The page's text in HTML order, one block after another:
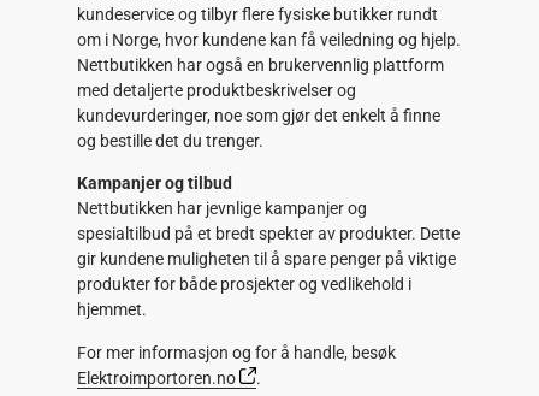
kundeservice og tilbyr flere fysiske butikker rundt
om i Norge, hvor kundene kan få veiledning og hjelp.
Nettbutikken har også en brukervennlig plattform
med detaljerte produktbeskrivelser og
kundevurderinger, noe som gjør det enkelt å finne
og bestille det du trenger.
Kampanjer og tilbud
Nettbutikken har jevnlige kampanjer og
spesialtilbud på et bredt spekter av produkter. Dette
gir kundene muligheten til å spare penger på viktige
produkter for både prosjekter og vedlikehold i
hjemmet.
For mer informasjon og for å handle, besøk
Elektroimportoren.no
.